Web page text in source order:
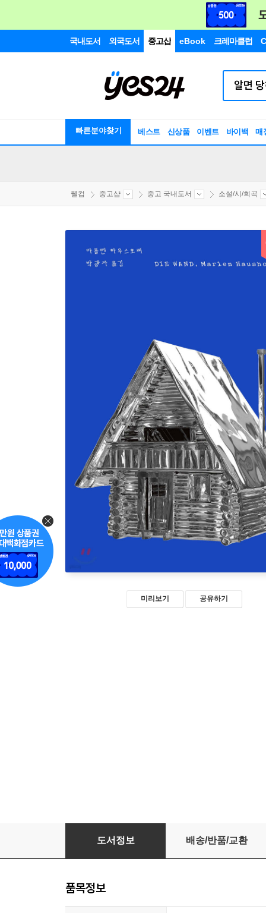
국내도서 외국도서 중고샵 eBook 크레마클럽
빠른분야찾기 베스트 신상품 이벤트 바이백 매
웰컴 중고샵 중고 국내도서 소설/시/희곡
미리보기 공유하기
도서정보 배송/반품/교환
품목정보